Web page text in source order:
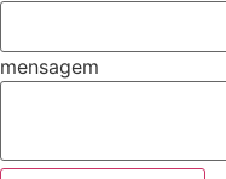
mensagem